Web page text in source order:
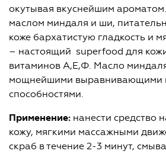
окутывая вкуснейшим
маслом миндаля и ши,
коже бархатистую гладкость и
– настоящий superfood для
витаминов А,Е,Ф. Масло
мощнейшими выравнивающими
способностями.
Применение: нанести средство
кожу, мягкими массажными
скраб в течение 2-3 минут,